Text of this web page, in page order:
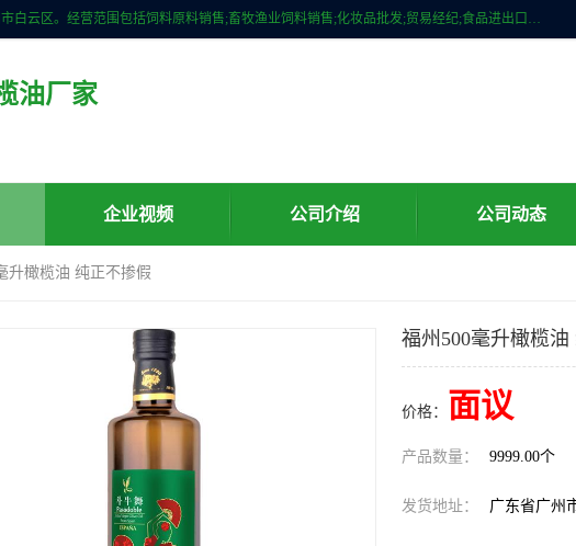
广州维圣橄榄油有限公司成立于2013年，注册地位于广州市白云区。经营范围包括饲料原料销售;畜牧渔业饲料销售;化妆品批发;贸易经纪;食品进出口等，主要产品有：橄榄果渣油，橄榄油，纯橄榄油等。
油厂家
企业视频 公司介绍 公司动态
升橄榄油 纯正不掺假
福州500毫升橄榄
价格： 面议
产品数量： 9999.00个
发货地址： 广东省广州